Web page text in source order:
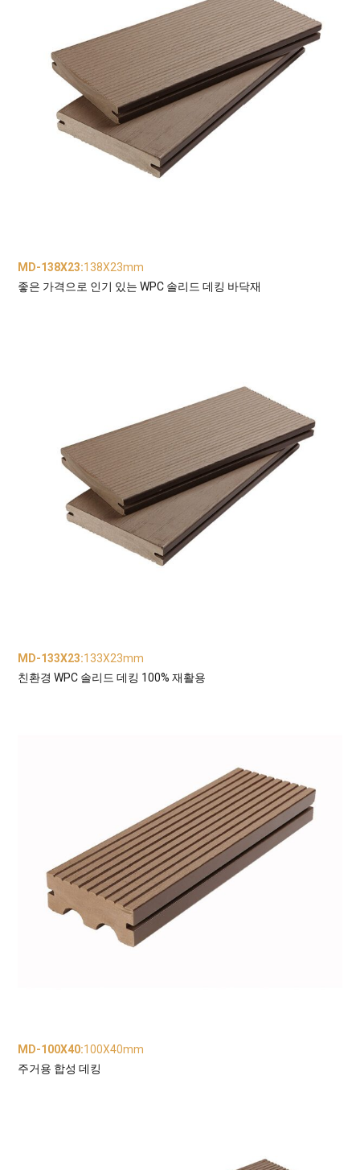
MD-138X23:138X23mm
좋은 가격으로 인기 있는 WPC 솔리드 데킹 바닥재
MD-133X23:133X23mm
친환경 WPC 솔리드 데킹 100% 재활용
MD-100X40:100X40mm
주거용 합성 데킹